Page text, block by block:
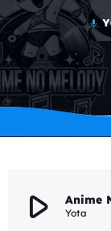
mic
play_arrow Anime
Yota